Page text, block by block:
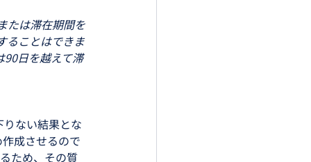
たは滞在期間を
ることはできま
90日を越えて滞
ない結果とな
成させるので
ため、その質